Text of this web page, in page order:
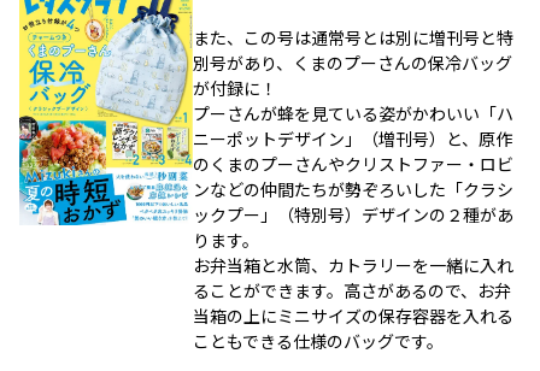
また、この号は通常号とは別に増刊号と特
別号があり、くまのプーさんの保冷バッグ
が付録に！
プーさんが蜂を見ている姿がかわいい「ハ
ニーポットデザイン」（増刊号）と、原作
のくまのプーさんやクリストファー・ロビ
ンなどの仲間たちが勢ぞろいした「クラシ
ックプー」（特別号）デザインの２種があ
ります。
お弁当箱と水筒、カトラリーを一緒に入れ
ることができます。高さがあるので、お弁
当箱の上にミニサイズの保存容器を入れる
こともできる仕様のバッグです。